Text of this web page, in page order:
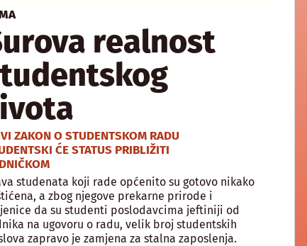
realnost
ZAKON O STUDENTSKOM RADU
ĆE STATUS PRIBLIŽITI
studenata koji rade općenito su gotovo nikako
a zbog njegove prekarne prirode i
da su studenti poslodavcima jeftiniji od
na ugovoru o radu, velik broj studentskih
zapravo je zamjena za stalna zaposlenja.